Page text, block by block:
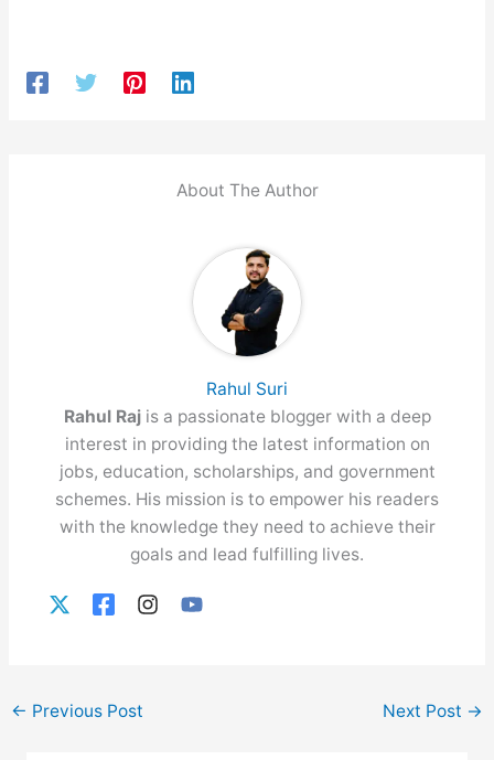
About The Author
Rahul Suri
Rahul Raj is a passionate blogger with a deep
interest in providing the latest information on
jobs, education, scholarships, and government
schemes. His mission is to empower his readers
with the knowledge they need to achieve their
goals and lead fulfilling lives.
← Previous Post Next Post →